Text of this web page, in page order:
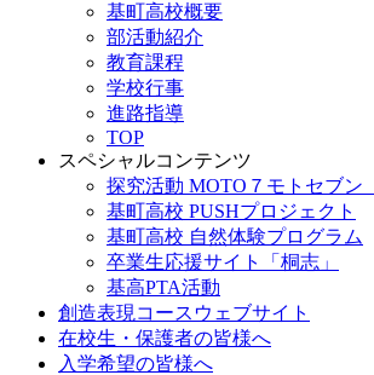
基町高校概要
部活動紹介
教育課程
学校行事
進路指導
TOP
スペシャルコンテンツ
探究活動 MOTO７モトセブン
基町高校 PUSHプロジェクト
基町高校 自然体験プログラム
卒業生応援サイト「桐志」
基高PTA活動
創造表現コースウェブサイト
在校生・保護者の皆様へ
入学希望の皆様へ